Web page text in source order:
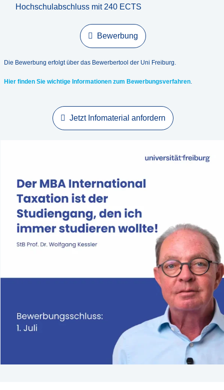
Hochschulabschluss mit 240 ECTS
Bewerbung
Die Bewerbung erfolgt über das Bewerbertool der Uni Freiburg.
Hier finden Sie wichtige Informationen zum Bewerbungsverfahren
Jetzt Infomaterial anfordern